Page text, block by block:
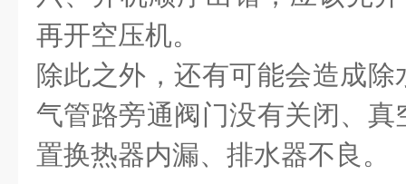
再开空压机。
除此之外，还有可能会造成
气管路旁通阀门没有关闭、
置换热器内漏、排水器不良。